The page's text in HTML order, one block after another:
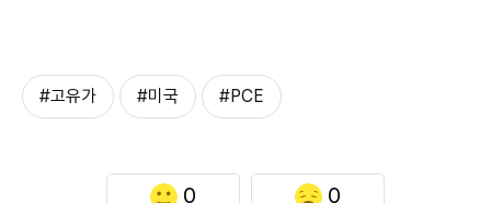
#고유가 #미국 #PCE
0 0